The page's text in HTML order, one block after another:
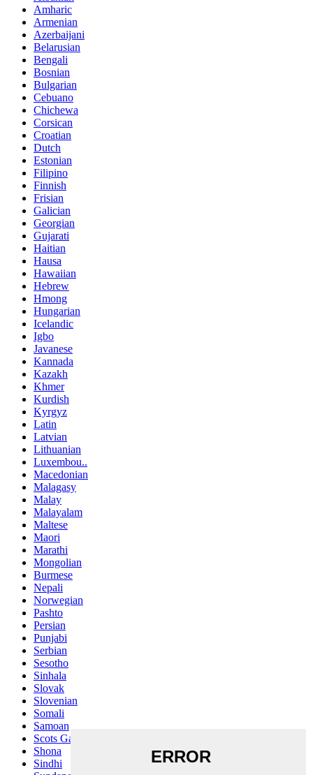
Amharic
Armenian
Azerbaijani
Belarusian
Bengali
Bosnian
Bulgarian
Cebuano
Chichewa
Corsican
Croatian
Dutch
Estonian
Filipino
Finnish
Frisian
Galician
Georgian
Gujarati
Haitian
Hausa
Hawaiian
Hebrew
Hmong
Hungarian
Icelandic
Igbo
Javanese
Kannada
Kazakh
Khmer
Kurdish
Kyrgyz
Latin
Latvian
Lithuanian
Luxembou..
Macedonian
Malagasy
Malay
Malayalam
Maltese
Maori
Marathi
Mongolian
Burmese
Nepali
Norwegian
Pashto
Persian
Punjabi
Serbian
Sesotho
Sinhala
Slovak
Slovenian
Somali
Samoan
Scots Gaelic
Shona
Sindhi